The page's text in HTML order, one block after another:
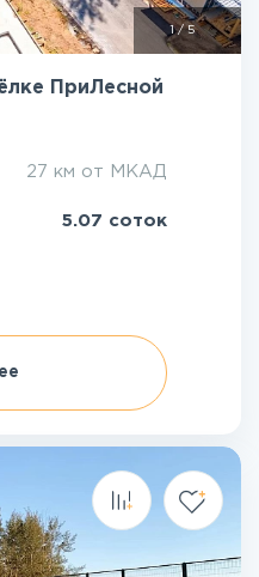
1/5
ПриЛесной
27 км от МКАД
5.07 соток